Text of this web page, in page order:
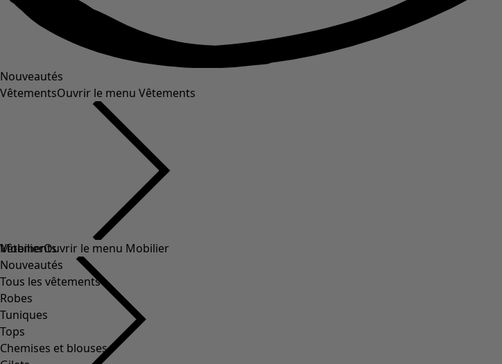
Nouveautés
VêtementsOuvrir le menu Vêtements
Vêtements
Nouveautés
Tous les vêtements
Robes
Tuniques
Tops
Chemises et blouses
MobilierOuvrir le menu Mobilier